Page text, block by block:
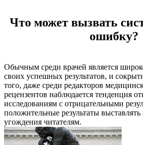
Что может вызвать
ошибку?
Обычным среди врачей является
своих успешных результатов, и
того, даже среди редакторов
рецензентов наблюдается тенденция
исследованиям с отрицательными
положительные результаты
угождения читателям.